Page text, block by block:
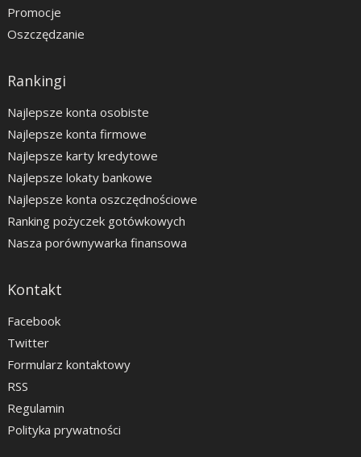
Promocje
Oszczędzanie
Rankingi
Najlepsze konta osobiste
Najlepsze konta firmowe
Najlepsze karty kredytowe
Najlepsze lokaty bankowe
Najlepsze konta oszczędnościowe
Ranking pożyczek gotówkowych
Nasza porównywarka finansowa
Kontakt
Facebook
Twitter
Formularz kontaktowy
RSS
Regulamin
Polityka prywatności